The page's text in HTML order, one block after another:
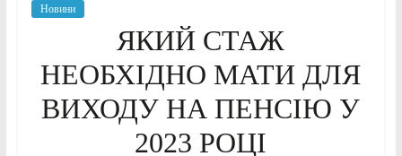
Новини
ЯКИЙ СТАЖ
НЕОБХІДНО МАТИ ДЛЯ
ВИХОДУ НА ПЕНСІЮ У
2023 РОЦІ